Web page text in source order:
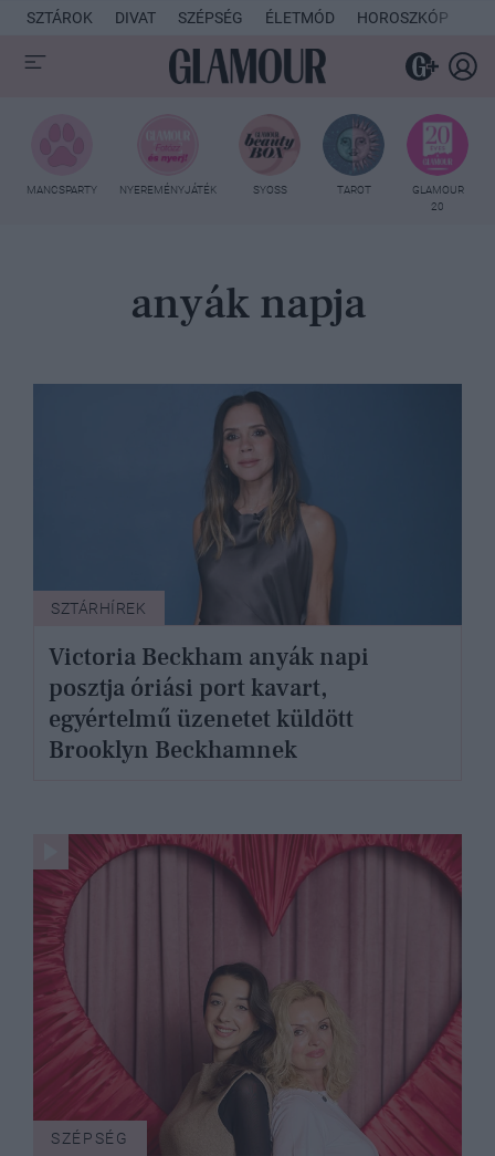
SZTÁROK DIVAT SZÉPSÉG ÉLETMÓD HOROSZKÓP
MANCSPARTY NYEREMÉNYJÁTÉK SYOSS TAROT
GLAMOUR
20
anyák napja
SZTÁRHÍREK
Victoria Beckham anyák napi
posztja óriási port kavart,
egyértelmű üzenetet küldött
Brooklyn Beckhamnek
SZÉPSÉG